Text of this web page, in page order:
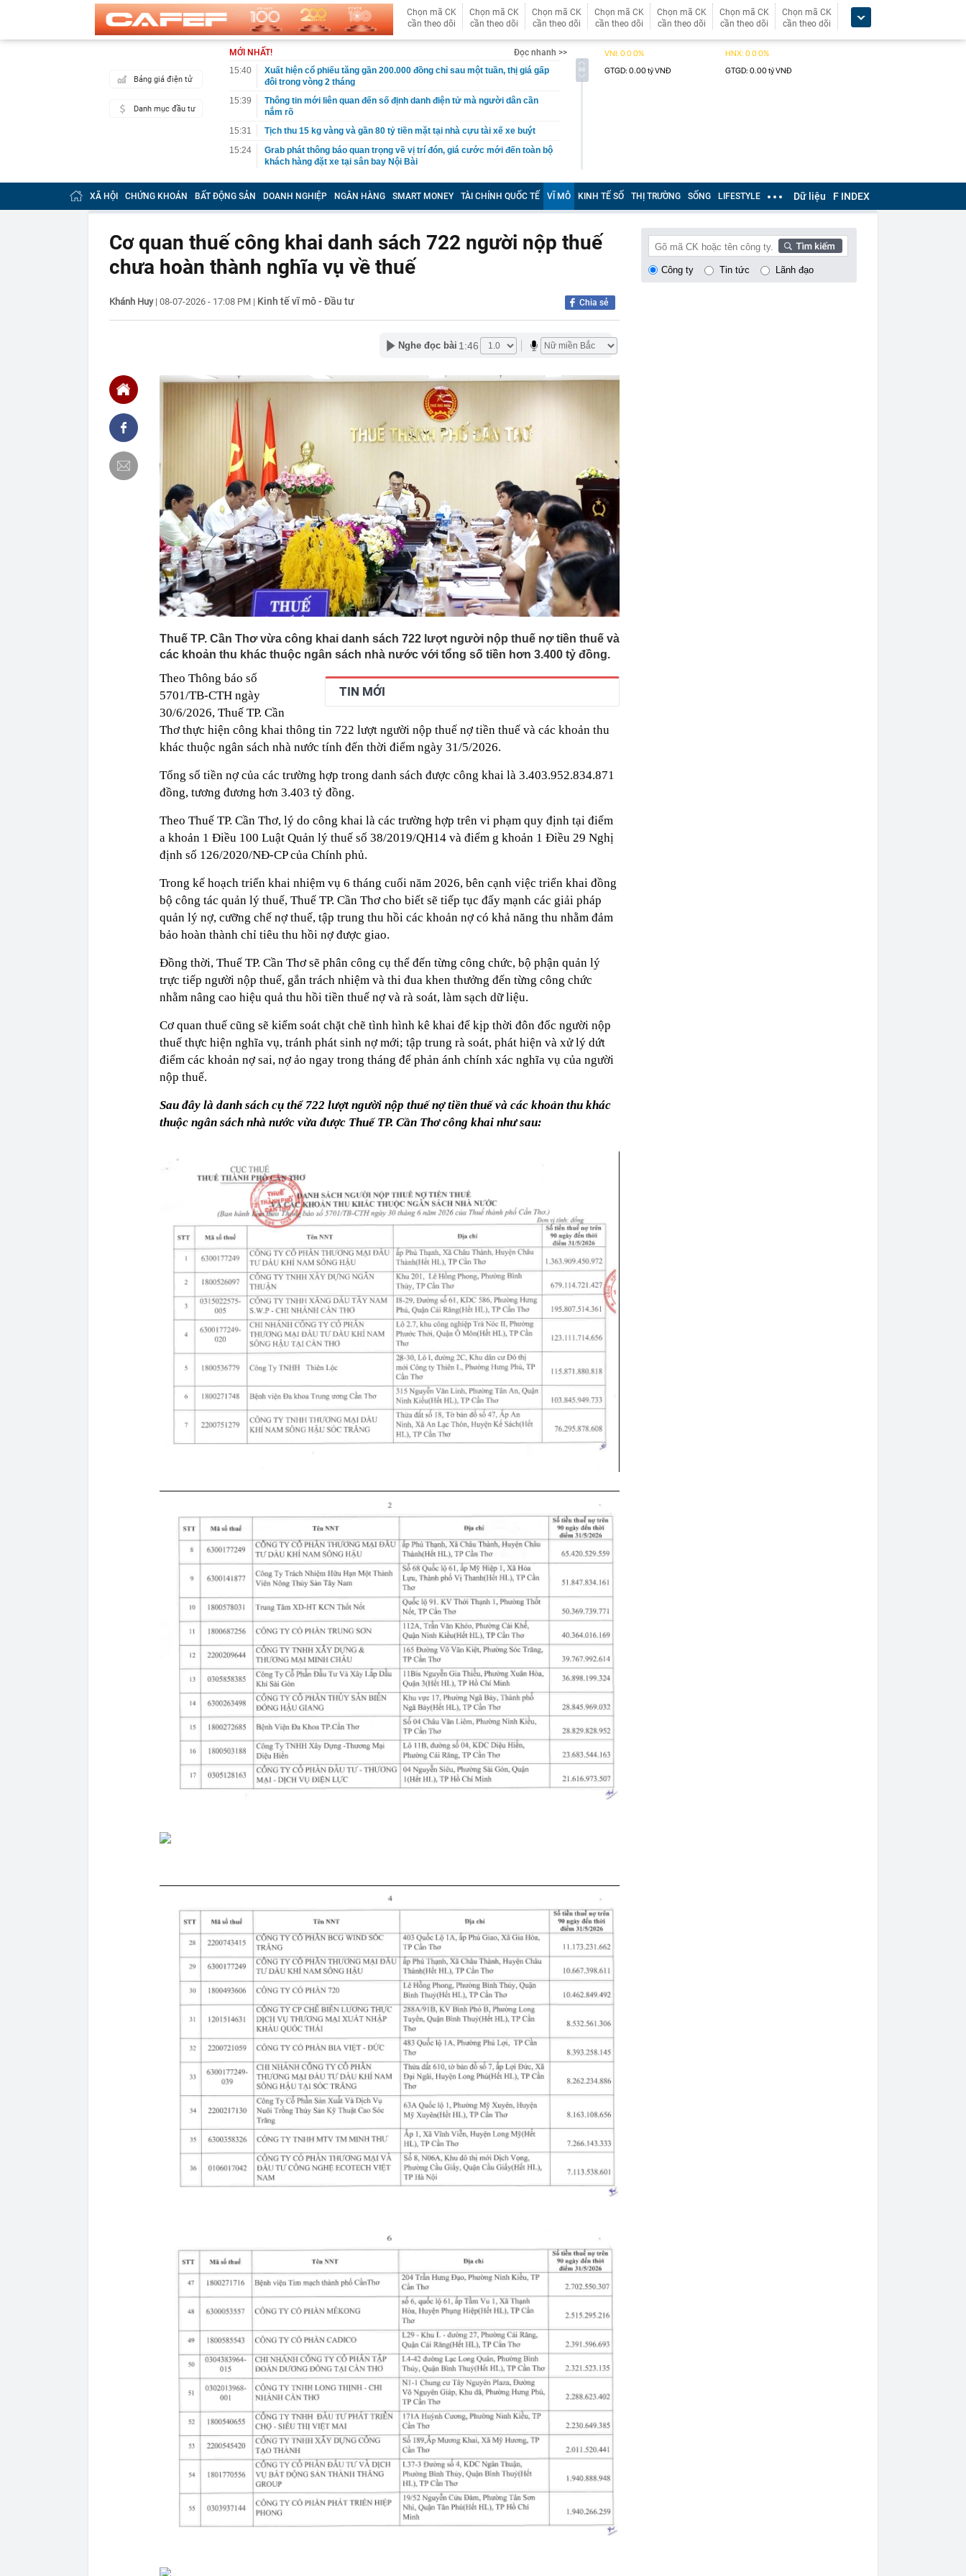
Chọn mã CK
cần theo dõi
Chọn mã CK
cần theo dõi
Chọn mã CK
cần theo dõi
Chọn mã CK
cần theo dõi
Chọn mã CK
cần theo dõi
Chọn mã CK
cần theo dõi
Chọn mã CK
cần theo dõi
Bảng giá điện tử
Danh mục đầu tư
MỚI NHẤT!
Đọc nhanh >>
15:40
Xuất hiện cổ phiếu tăng gần 200.000 đồng chỉ sau một tuần, thị giá gấp
đôi trong vòng 2 tháng
15:39
Thông tin mới liên quan đến số định danh điện tử mà người dân cần
nắm rõ
15:31
Tịch thu 15 kg vàng và gần 80 tỷ tiền mặt tại nhà cựu tài xế xe buýt
15:24
Grab phát thông báo quan trọng về vị trí đón, giá cước mới đến toàn bộ
khách hàng đặt xe tại sân bay Nội Bài
15:24
Đại biểu Quốc hội đề xuất xây dựng nhà máy điện mặt trời trên dọc
tuyến đường Vành đai 5 - Vùng Thủ đô Hà Nội
15:24
Nhiều người nhét tỏi vào thùng gạo hóa ra vì những lợi ích này
lặng: Lý do khiến ai cũng ngã ngửa
15:19
Xuất hiện chiêu lừa đảo mới liên quan SIM điện thoại, lấy sạch tiền
trong tài khoản ngân hàng
động vốn quốc tế gần 350 triệu USD
Không chỉ dừng lại ở vị thế là nhà đầu tư FDI lớn nhất, Phó Tổng Giám
đốc Samsung Việt Nam tiết lộ loạt kế hoạch dành cho thế hệ trẻ Việt
15:11
Rất nhanh: Nhà máy 10.000 tỷ đồng sản xuất thép ray đường sắt của
Hoà Phát đã hoàn thành hơn 50% khối lượng xây dựng
15:07
Hải Phòng: Người dân vừa chuyển khoản với nội dung sau cần lưu lại
giao dịch và trình báo công an gần nhất
15:06
Google khai tử Google Assistant từ tháng 9, Gemini sẽ trở thành trợ lý
mặc định
15:05
Bị ốm trùng ngày nghỉ phép năm, có được chế độ ốm đau?
15:03
Chiều ngày 6/8, giá vàng miếng, vàng nhẫn tại SJC, Bảo Tín Mạnh Hải,
DOJI, Phú Quý,... quay đầu giảm
15:02
Khói vẫn âm ỉ sau vụ cháy chợ Biên Hòa: Tiểu thương thất thần chứng
kiến hàng hóa bị thiêu rụi, trắng tay chỉ sau một đêm
15:00
Châu Á đang căng mình đối phó bão Dolphin: Dự báo sức gió cực
mạnh có thể làm lật xe tải, hàng loạt chuyến bay bị hủy
14:59
Bát mì 50.000 đồng khiến Tom Holland và Zendaya quay lại 2 lần: Vỏn
vẹn 11 bàn, bí mật nằm ở loại sốt "cắm đũa không đổ"
14:57
Căn hộ mới mở bán ở Hà Nội ngày càng đắt đỏ, giao dịch ra sao?
XÃ HỘI CHỨNG KHOÁN BẤT ĐỘNG SẢN DOANH NGHIỆP NGÂN HÀNG SMART MONEY TÀI CHÍNH QUỐC TẾ VĨ MÔ KINH TẾ SỐ THỊ TRƯỜNG SỐNG LIFESTYLE Dữ liệu F INDEX
Cơ quan thuế công khai danh sách 722 người nộp thuế
chưa hoàn thành nghĩa vụ về thuế
Khánh Huy| 08-07-2026 - 17:08 PM | Kinh tế vĩ mô - Đầu tư Chia sẻ
Nghe đọc bài 1:46
Thuế TP. Cần Thơ vừa công khai danh sách 722 lượt người nộp thuế nợ tiền thuế và
các khoản thu khác thuộc ngân sách nhà nước với tổng số tiền hơn 3.400 tỷ đồng.
TIN MỚI
Theo Thông báo số
5701/TB-CTH ngày
30/6/2026, Thuế TP. Cần
Thơ thực hiện công khai thông tin 722 lượt người nộp thuế nợ tiền thuế và các khoản thu
khác thuộc ngân sách nhà nước tính đến thời điểm ngày 31/5/2026.
Tổng số tiền nợ của các trường hợp trong danh sách được công khai là 3.403.952.834.871
đồng, tương đương hơn 3.403 tỷ đồng.
Theo Thuế TP. Cần Thơ, lý do công khai là các trường hợp trên vi phạm quy định tại điểm
a khoản 1 Điều 100 Luật Quản lý thuế số 38/2019/QH14 và điểm g khoản 1 Điều 29 Nghị
định số 126/2020/NĐ-CP của Chính phủ.
Trong kế hoạch triển khai nhiệm vụ 6 tháng cuối năm 2026, bên cạnh việc triển khai đồng
bộ công tác quản lý thuế, Thuế TP. Cần Thơ cho biết sẽ tiếp tục đẩy mạnh các giải pháp
quản lý nợ, cưỡng chế nợ thuế, tập trung thu hồi các khoản nợ có khả năng thu nhằm đảm
bảo hoàn thành chỉ tiêu thu hồi nợ được giao.
Đồng thời, Thuế TP. Cần Thơ sẽ phân công cụ thể đến từng công chức, bộ phận quản lý
trực tiếp người nộp thuế, gắn trách nhiệm và thi đua khen thưởng đến từng công chức
nhằm nâng cao hiệu quả thu hồi tiền thuế nợ và rà soát, làm sạch dữ liệu.
Cơ quan thuế cũng sẽ kiểm soát chặt chẽ tình hình kê khai để kịp thời đôn đốc người nộp
thuế thực hiện nghĩa vụ, tránh phát sinh nợ mới; tập trung rà soát, phát hiện và xử lý dứt
điểm các khoản nợ sai, nợ ảo ngay trong tháng để phản ánh chính xác nghĩa vụ của người
nộp thuế.
Sau đây là danh sách cụ thể 722 lượt người nộp thuế nợ tiền thuế và các khoản thu khác
thuộc ngân sách nhà nước vừa được Thuế TP. Cần Thơ công khai như sau:
Công ty Tin tức Lãnh đạo